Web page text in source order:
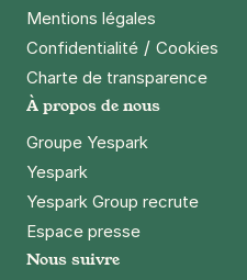
Mentions légales
Confidentialité / Cookies
Charte de transparence
À propos de nous
Groupe Yespark
Yespark
Yespark Group recrute
Espace presse
Nous suivre